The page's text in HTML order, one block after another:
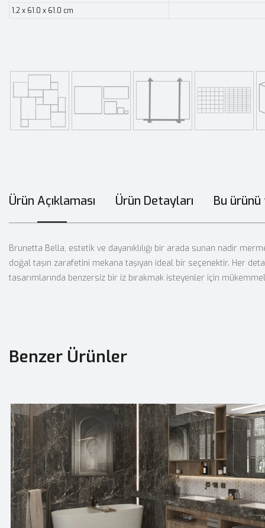
1.2 x 61.0 x 61.0 cm
Ürün Açıklaması Ürün Detayları Bu
Brunetta Bella, estetik ve dayanıklılığı bir arada sunan nadir
doğal taşın zarafetini mekana taşıyan ideal bir seçenektir. Her
tasarımlarında benzersiz bir iz bırakmak isteyenler için
Benzer Ürünler